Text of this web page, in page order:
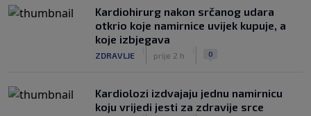
Kardiohirurg nakon srčanog udara
otkrio koje namirnice uvijek kupuje, a
koje izbjegava
ZDRAVLJE prije 2 h 0
Kardiolozi izdvajaju jednu namirnicu
koju vrijedi jesti za zdravije srce